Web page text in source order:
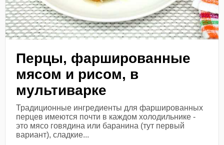
Перцы, фаршированные
мясом и рисом, в
мультиварке
Традиционные ингредиенты для фаршированных
перцев имеются почти в каждом холодильнике -
это мясо говядина или баранина (тут первый
вариант), сладкие...